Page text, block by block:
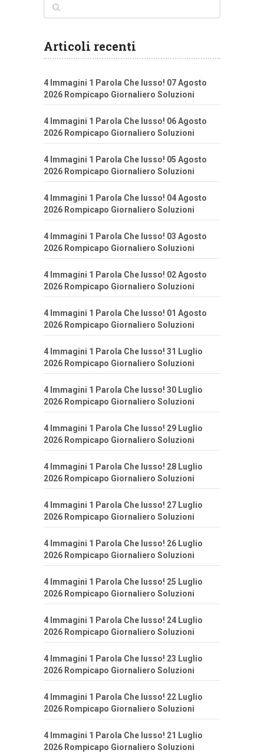
Articoli recenti
4 Immagini 1 Parola Che lusso! 07 Agosto
2026 Rompicapo Giornaliero Soluzioni
4 Immagini 1 Parola Che lusso! 06 Agosto
2026 Rompicapo Giornaliero Soluzioni
4 Immagini 1 Parola Che lusso! 05 Agosto
2026 Rompicapo Giornaliero Soluzioni
4 Immagini 1 Parola Che lusso! 04 Agosto
2026 Rompicapo Giornaliero Soluzioni
4 Immagini 1 Parola Che lusso! 03 Agosto
2026 Rompicapo Giornaliero Soluzioni
4 Immagini 1 Parola Che lusso! 02 Agosto
2026 Rompicapo Giornaliero Soluzioni
4 Immagini 1 Parola Che lusso! 01 Agosto
2026 Rompicapo Giornaliero Soluzioni
4 Immagini 1 Parola Che lusso! 31 Luglio
2026 Rompicapo Giornaliero Soluzioni
4 Immagini 1 Parola Che lusso! 30 Luglio
2026 Rompicapo Giornaliero Soluzioni
4 Immagini 1 Parola Che lusso! 29 Luglio
2026 Rompicapo Giornaliero Soluzioni
4 Immagini 1 Parola Che lusso! 28 Luglio
2026 Rompicapo Giornaliero Soluzioni
4 Immagini 1 Parola Che lusso! 27 Luglio
2026 Rompicapo Giornaliero Soluzioni
4 Immagini 1 Parola Che lusso! 26 Luglio
2026 Rompicapo Giornaliero Soluzioni
4 Immagini 1 Parola Che lusso! 25 Luglio
2026 Rompicapo Giornaliero Soluzioni
4 Immagini 1 Parola Che lusso! 24 Luglio
2026 Rompicapo Giornaliero Soluzioni
4 Immagini 1 Parola Che lusso! 23 Luglio
2026 Rompicapo Giornaliero Soluzioni
4 Immagini 1 Parola Che lusso! 22 Luglio
2026 Rompicapo Giornaliero Soluzioni
4 Immagini 1 Parola Che lusso! 21 Luglio
2026 Rompicapo Giornaliero Soluzioni